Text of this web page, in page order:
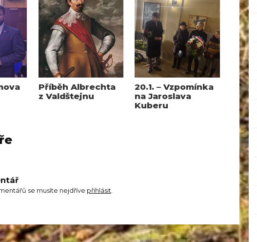
Příběh Albrechta
z Valdštejnu
20.1. – Vzpomínka
na Jaroslava
Kuberu
se musíte nejdříve přihlásit